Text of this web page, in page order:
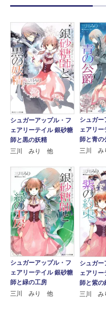
シュガーアップル・フ
ェアリーテイル 銀砂糖
師と黒の妖精
三川 みり 他
シュガー
ェアリ
師と青の
三川
シュガーアップル・フ
ェアリーテイル 銀砂糖
師と緑の工房
三川 みり 他
シュガー
ェアリ
師と紫の
三川